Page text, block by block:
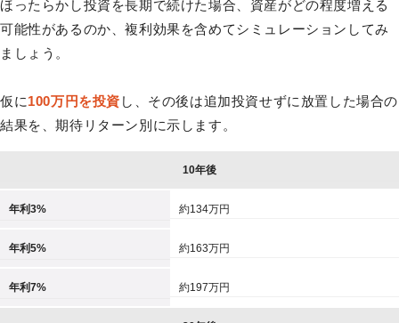
ほったらかし投資を長期で続けた場合、資産がどの程度増える
可能性があるのか、複利効果を含めてシミュレーションしてみ
ましょう。
仮に100万円を投資 し、その後は追加投資せずに放置した場合の
結果を、期待リターン別に示します。
10年後
年利3% 約134万円
年利5% 約163万円
年利7% 約197万円